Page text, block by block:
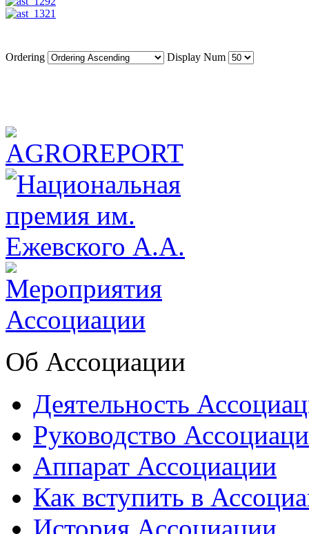
Ordering Display Num
Об Ассоциации
Деятельность
Руководство
Аппарат Ассоциации
Как вступить в
История Ассоциации